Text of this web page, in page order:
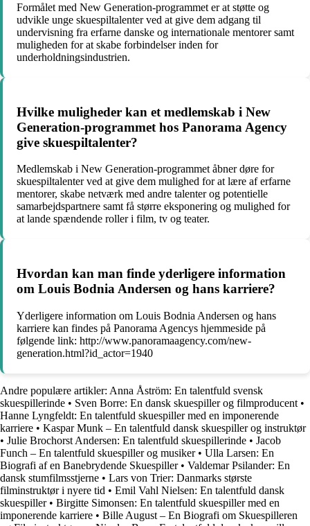
Formålet med New Generation-programmet er at støtte og
udvikle unge skuespiltalenter ved at give dem adgang til
undervisning fra erfarne danske og internationale mentorer samt
muligheden for at skabe forbindelser inden for
underholdningsindustrien.
Hvilke muligheder kan et medlemskab i New
Generation-programmet hos Panorama Agency
give skuespiltalenter?
Medlemskab i New Generation-programmet åbner døre for
skuespiltalenter ved at give dem mulighed for at lære af erfarne
mentorer, skabe netværk med andre talenter og potentielle
samarbejdspartnere samt få større eksponering og mulighed for
at lande spændende roller i film, tv og teater.
Hvordan kan man finde yderligere information
om Louis Bodnia Andersen og hans karriere?
Yderligere information om Louis Bodnia Andersen og hans
karriere kan findes på Panorama Agencys hjemmeside på
følgende link: http://www.panoramaagency.com/new-
generation.html?id_actor=1940
Andre populære artikler: Anna Åström: En talentfuld svensk
skuespillerinde • Sven Borre: En dansk skuespiller og filmproducent •
Hanne Lyngfeldt: En talentfuld skuespiller med en imponerende
karriere • Kaspar Munk – En talentfuld dansk skuespiller og instruktør
• Julie Brochorst Andersen: En talentfuld skuespillerinde • Jacob
Funch – En talentfuld skuespiller og musiker• Ulla Larsen: En
Biografi af en Banebrydende Skuespiller• Valdemar Psilander: En
dansk stumfilmsstjerne • Lars von Trier: Danmarks største
filminstruktør i nyere tid • Emil Vahl Nielsen: En talentfuld dansk
skuespiller• Birgitte Simonsen: En talentfuld skuespiller med en
imponerende karriere • Bille August – En Biografi om Skuespilleren